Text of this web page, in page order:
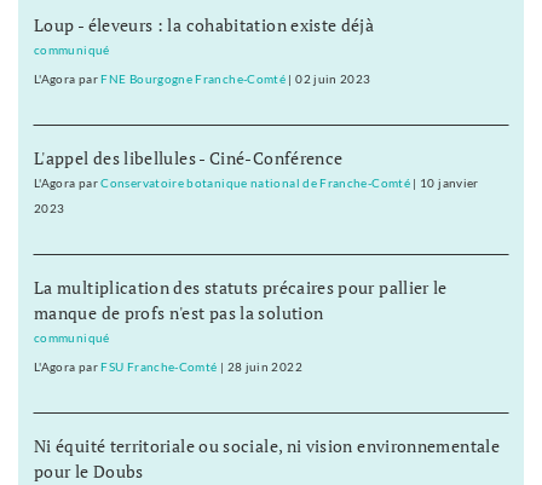
Loup - éleveurs : la cohabitation existe déjà
communiqué
L'Agora par FNE Bourgogne Franche-Comté |02 juin 2023
L'appel des libellules - Ciné-Conférence
L'Agora parConservatoire botanique national de Franche-Comté| 10 janvier
2023
La multiplication des statuts précaires pour pallier le
manque de profs n'est pas la solution
communiqué
L'Agora par FSU Franche-Comté 28 juin 2022
Ni équité territoriale ou sociale, ni vision environnementale
pour le Doubs